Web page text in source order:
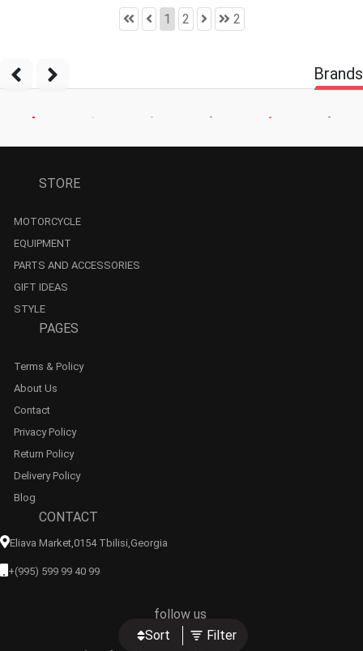
Sort Filter
1 2 2
Brands
STORE
MOTORCYCLE
EQUIPMENT
PARTS AND ACCESSORIES
GIFT IDEAS
STYLE
PAGES
Terms & Policy
About Us
Contact
Privacy Policy
Return Policy
Delivery Policy
Blog
CONTACT
Eliava Market,0154 Tbilisi,georgia
+(995) 599 99 40 99
follow us